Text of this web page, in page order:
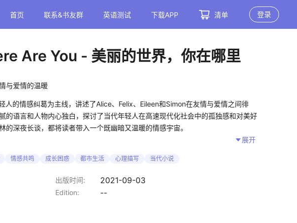
首页 联系&书友群 英语测试 下载APP 清单 登录
Are You - 美丽的世界，你在哪里
与爱情的温暖
人的情感纠葛为主线，讲述了Alice、Felix、Eileen和Simon在友情与爱情之间徘
的语言和人物内心独白，探讨了当代年轻人在高速现代化社会中的孤独感和对美好
深夜长谈，都将读者带入一个既幽暗又温暖的情感宇宙。
鸣。
常升华为深刻命题，优美的语言风格和精准的情感刻画，给予读者审美愉悦与心
思自身处境与社会关系
展开
情感共鸣 成长困惑 都市生活 心理描写 当代小说
出版时间: 2021-09-03
Edition: --